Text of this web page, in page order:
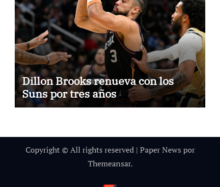
Dillon Brooks renueva con los
Suns por tres años
Copyright © All rights reserved | Paper News por
Themeansar.